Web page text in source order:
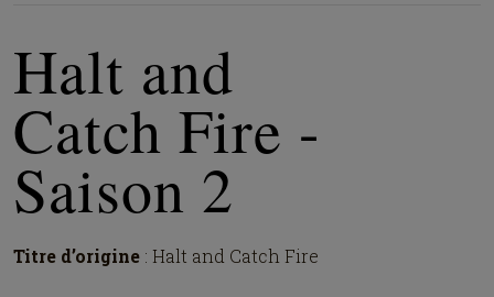
Halt and
Catch Fire -
Saison 2
Titre d’origine : Halt and Catch Fire